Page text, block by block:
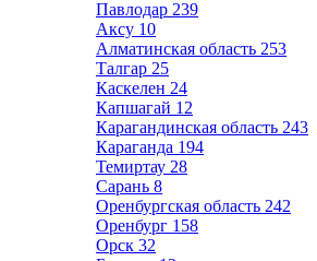
Павлодар 239
Аксу 10
Алматинская область 253
Талгар 25
Каскелен 24
Капшагай 12
Карагандинская область 243
Караганда 194
Темиртау 28
Сарань 8
Оренбургская область 242
Оренбург 158
Орск 32